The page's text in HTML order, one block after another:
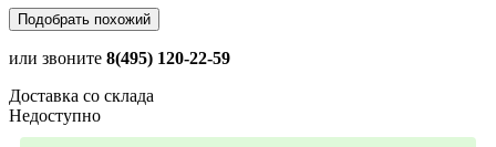
Подобрать похожий
или звоните 8(495) 120-22-59
Доставка со склада
Недоступно